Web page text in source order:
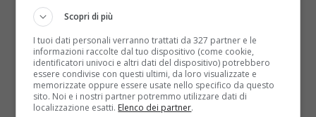
prepara in padella ed è squisita
Con questa ricetta puoi dimenticare il forno: con
poche mosse ed una padella preparerai la torta di...
Read More
Scopri di più
I tuoi dati personali verranno trattati da 327 partner e le
informazioni raccolte dal tuo dispositivo (come cookie,
identificatori univoci e altri dati del dispositivo) potrebbero
essere condivise con questi ultimi, da loro visualizzate e
memorizzate oppure essere usate nello specifico da questo
sito. Noi e i nostri partner potremmo utilizzare dati di
localizzazione esatti. Elenco dei partner.